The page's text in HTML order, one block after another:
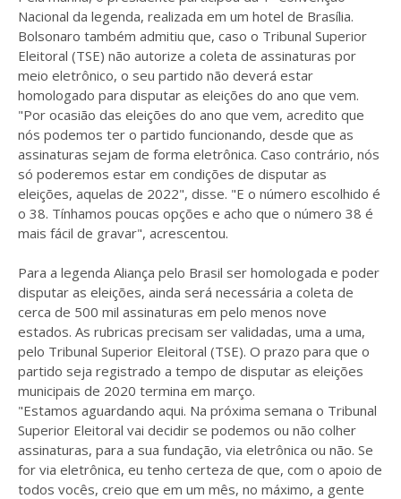
Nacional da legenda, realizada em um hotel de Brasília.
Bolsonaro também admitiu que, caso o Tribunal Superior
Eleitoral (TSE) não autorize a coleta de assinaturas por
meio eletrônico, o seu partido não deverá estar
homologado para disputar as eleições do ano que vem.
"Por ocasião das eleições do ano que vem, acredito que
nós podemos ter o partido funcionando, desde que as
assinaturas sejam de forma eletrônica. Caso contrário, nós
só poderemos estar em condições de disputar as
eleições, aquelas de 2022", disse. "E o número escolhido é
o 38. Tínhamos poucas opções e acho que o número 38 é
mais fácil de gravar", acrescentou.
Para a legenda Aliança pelo Brasil ser homologada e poder
disputar as eleições, ainda será necessária a coleta de
cerca de 500 mil assinaturas em pelo menos nove
estados. As rubricas precisam ser validadas, uma a uma,
pelo Tribunal Superior Eleitoral (TSE). O prazo para que o
partido seja registrado a tempo de disputar as eleições
municipais de 2020 termina em março.
"Estamos aguardando aqui. Na próxima semana o Tribunal
Superior Eleitoral vai decidir se podemos ou não colher
assinaturas, para a sua fundação, via eletrônica ou não. Se
for via eletrônica, eu tenho certeza de que, com o apoio de
todos vocês, creio que em um mês, no máximo, a gente